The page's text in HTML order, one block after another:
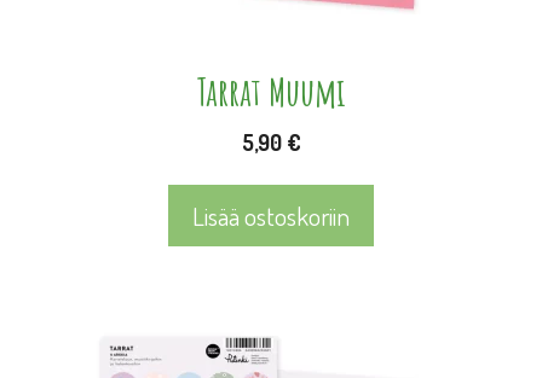
Tarrat Muumi
5,90 €
Lisää ostoskoriin